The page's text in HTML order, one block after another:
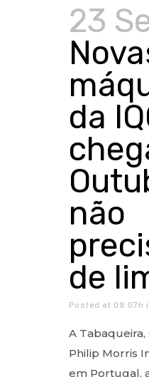
23
da
não
de
Posted at 09:07h
A
Philip Morris
em Portugal,